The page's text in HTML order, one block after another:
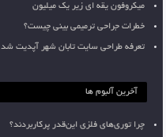
میکروفون یقه ای زیر یک میلیون
خطرات جراحی ترمیمی بینی چیست؟
تعرفه طراحی سایت تابان شهر آپدیت شد
آخرین آلبوم ها
چرا توری‌های فلزی این‌قدر پرکاربردند؟